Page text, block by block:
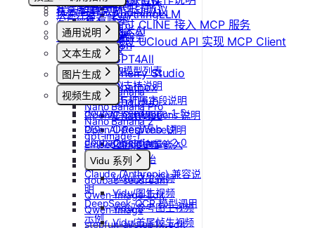
AnythingLLM
纳米AI
n8n
GPT4All
Cherry Studio
Chatbox
ChatHub
ChatWise
OpenWeb UI
Obsidian
MCP 简介
通过 CLINE 接入 MCP 服务
通过 UCloud API 实现 MCP Client
查看账单
开具发票
优云智算激励活动协议
套餐用量统计
客户端接入
OpenClaw 云端服务
快速开始
通用说明
认证鉴权
错误码
文本生成
如何获取模型列表
模型协议支持说明
API支持与扩展字段说明
OpenAI-Completions 说明
OpenAI-Response说明
Embeddings 向量嵌入
Gemini 快速开始
Claude (Anthropic) 兼容说
明
DeepSeek-OCR 模型调用
示例
图片生成
Nano Banana
Nano Banana Pro
Nano Banana 2
gpt-image-1
gpt-image-1.5
gpt-image-2
doubao-seedream
Qwen-Image-Edit
Qwen-Image
stepfun-ai/step1x-edit
视频生成
doubao-seedance-1-5-
pro
doubao-seedance-2-0
Vidu 系列
Vidu/文生视频
Vidu/图生视频
Vidu/参考图生视频
Vidu/首尾帧生视频